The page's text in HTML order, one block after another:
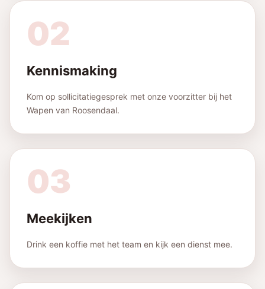
02
Kennismaking
Kom op sollicitatiegesprek met onze voorzitter bij het
Wapen van Roosendaal.
03
Meekijken
Drink een koffie met het team en kijk een dienst mee.